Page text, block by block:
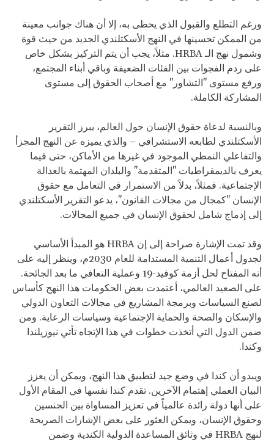
ورغم التطلع والقبول الذي يحظى به، إلا أن هناك جوانب معينة
من الممكن تحسينها في النهج الأسكتلندي الجديد من حيث قوة
وشمول نهج الـ HRBA. مثلاً، يجب أن يتم التركيز بشكل خاص
على ردم الفجوات بين الفئات الضعيفة وباقي أبناء المجتمع،
ورفع مستوى "التشاور" مع أصحاب الحقوق إلى مستوى
المشاركة الكاملة.
وبالنسبة لدعاة حقوق الإنسان حول العالم، يبرز التقرير
الأسكتلندي لطابعه الاستشرافي – والذي يميزه عن النهج المجزأ
والتفاعلي النمطي الموجود في غيرها من الأماكن، حتى فيما
يعرف بالديمقراطيات "المتقدمة" والبلدان المهتمة بالعدالة
الإجتماعية. فمثلاً، بدلاً من الاستمرار في التعامل مع حقوق
الإنسان "كمجال من مجالات القانون"، يدعو التقرير الأسكتلندي
إلى إدماج شامل لحقوق الإنسان في جميع المجالات.
وقد تمت الإشارة صراحة إلى إن HRBA هو المبدأ الأساسي
لجدول أعمال التنمية المستدامة للعام 2030م، وينظر إليه على
أنه المفتاح لحل أزمة كوفيد-19 وعملية التعافي ما بعد الجائحة.
على الصعيد العالمي، أعتمدت بعض الحكومات هذا النهج كأساس
لصنع السياسات وبرمجة المشاريع في مجالات التعاون الدولي
والإسكان والصحة والحماية الإجتماعية وسياسات الرعاية. ومن
ضمن الدول التي أتخذت خطوات في هذا الإتجاه تأتي نيوزيلندا
وكندا.
ويبدو أن كندا في وضع جيد لتطبيق هذا النهج، ويمكن أن يعزز
البيان العملي إهتمام الآخرين. تقدم كندا نفسها في المقام الأول
على أنها دولة رائدة عالمياً في تعزيز المساواة بين الجنسين
وحقوق الإنسان، ويمكن العثور على بعض الإشارات الصريحة
لنهج HRBA في وثائق المساعدة الدولية الكندية وضمن